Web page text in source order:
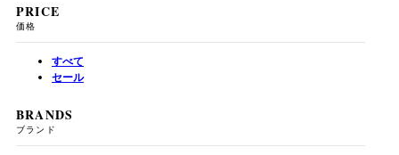
PRICE
価格
すべて
セール
BRANDS
ブランド